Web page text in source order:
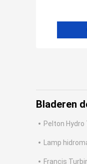
Bladeren
Pelton Hydro
Lamp
Francis